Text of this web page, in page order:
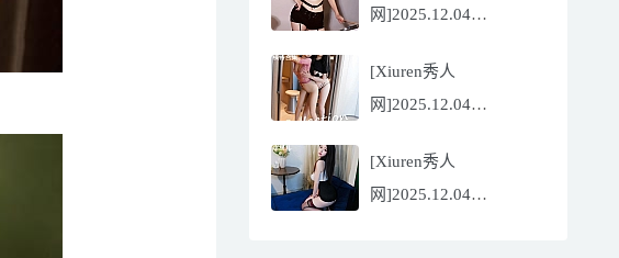
网]2025.12.04
[86P/762.32MB]
[Xiuren秀人
网]2025.12.04
Well11[67P/745.99MB]
[Xiuren秀人
网]2025.12.04